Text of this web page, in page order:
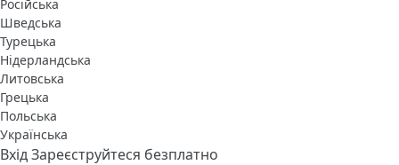
Російська
Шведська
Турецька
Нідерландська
Литовська
Грецька
Польська
Українська
ВхідЗареєструйтеся безплатно